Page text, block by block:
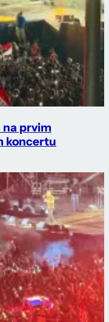
na prvim
koncertu